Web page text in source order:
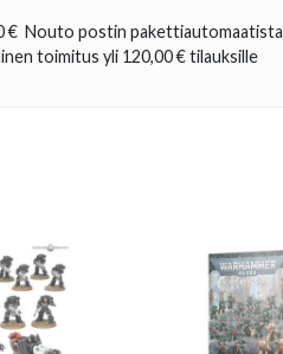
€ Nouto postin pakettiautomaatista
toimitus yli 120,00 €tilauksille